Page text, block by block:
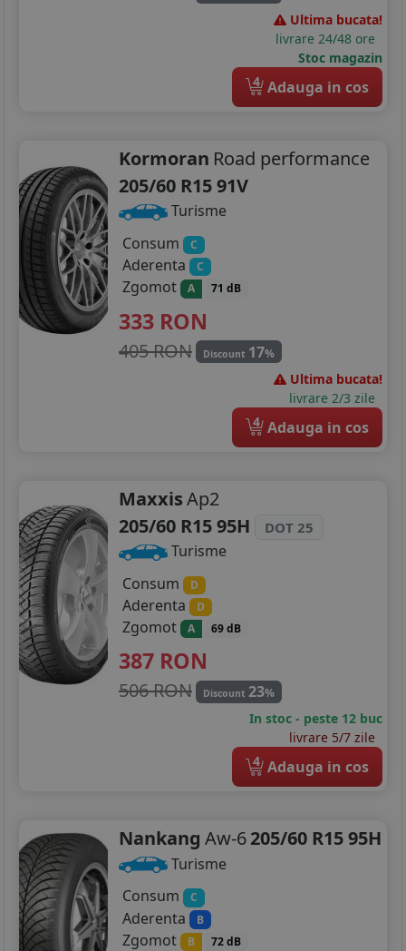
Ultima bucata!
livrare 24/48 ore
Stoc magazin
4 Adauga in cos
Kormoran Road performance
205/60 R15 91V
Turisme
Consum
C
Aderenta C
Zgomot A 71 dB
333 RON
405 RON Discount 17%
Ultima bucata!
livrare 2/3 zile
4 Adauga in cos
MaxxisAp2
205/60 R15 95H
DOT 25
Turisme
Consum
D
Aderenta D
Zgomot A 69 dB
387 RON
506 RON Discount 23%
In stoc - peste 12 buc
livrare 5/7 zile
4 Adauga in cos
Nankang Aw-6205/60 R15 95H
Turisme
Consum
C
Aderenta B
Zgomot B 72 dB